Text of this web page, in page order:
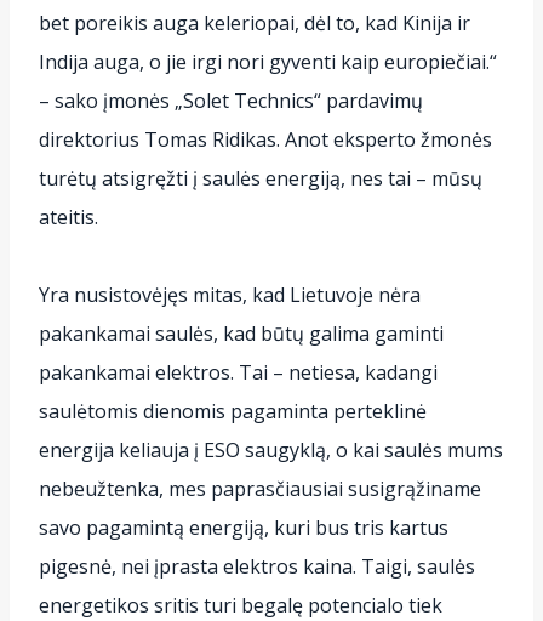
bet poreikis auga keleriopai, dėl to, kad Kinija ir
Indija auga, o jie irgi nori gyventi kaip europiečiai.“
– sako įmonės „Solet Technics“ pardavimų
direktorius Tomas Ridikas. Anot eksperto žmonės
turėtų atsigręžti į saulės energiją, nes tai – mūsų
ateitis.
Yra nusistovėjęs mitas, kad Lietuvoje nėra
pakankamai saulės, kad būtų galima gaminti
pakankamai elektros. Tai – netiesa, kadangi
saulėtomis dienomis pagaminta perteklinė
energija keliauja į ESO saugyklą, o kai saulės mums
nebeužtenka, mes paprasčiausiai susigrąžiname
savo pagamintą energiją, kuri bus tris kartus
pigesnė, nei įprasta elektros kaina. Taigi, saulės
energetikos sritis turi begalę potencialo tiek